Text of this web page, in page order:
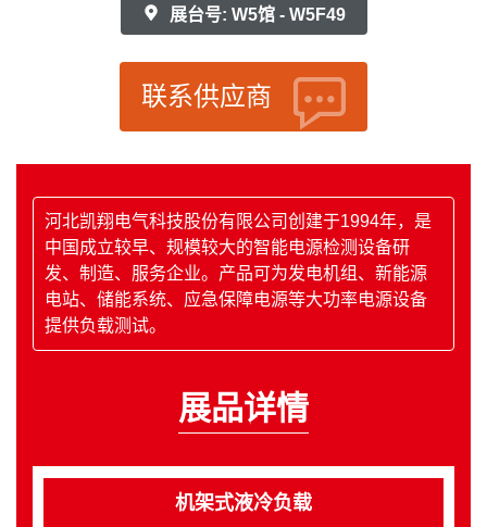
展台号: W5馆 - W5F49
联系供应商
河北凯翔电气科技股份有限公司创建于1994年，是
中国成立较早、规模较大的智能电源检测设备研
发、制造、服务企业。产品可为发电机组、新能源
电站、储能系统、应急保障电源等大功率电源设备
提供负载测试。
展品详情
机架式液冷负载